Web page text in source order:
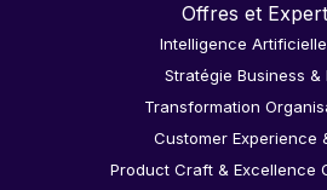
Offres et
Intelligence
Stratégie Business &
Transformation
Customer Experience
Product Craft & Excellence